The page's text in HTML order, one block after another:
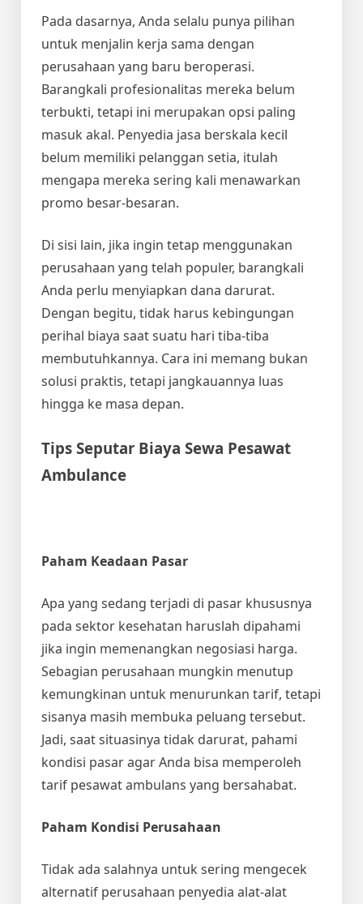
Pada dasarnya, Anda selalu punya pilihan
untuk menjalin kerja sama dengan
perusahaan yang baru beroperasi.
Barangkali profesionalitas mereka belum
terbukti, tetapi ini merupakan opsi paling
masuk akal. Penyedia jasa berskala kecil
belum memiliki pelanggan setia, itulah
mengapa mereka sering kali menawarkan
promo besar-besaran.
Di sisi lain, jika ingin tetap menggunakan
perusahaan yang telah populer, barangkali
Anda perlu menyiapkan dana darurat.
Dengan begitu, tidak harus kebingungan
perihal biaya saat suatu hari tiba-tiba
membutuhkannya. Cara ini memang bukan
solusi praktis, tetapi jangkauannya luas
hingga ke masa depan.
Tips Seputar Biaya Sewa Pesawat
Ambulance
Paham Keadaan Pasar
Apa yang sedang terjadi di pasar khususnya
pada sektor kesehatan haruslah dipahami
jika ingin memenangkan negosiasi harga.
Sebagian perusahaan mungkin menutup
kemungkinan untuk menurunkan tarif, tetapi
sisanya masih membuka peluang tersebut.
Jadi, saat situasinya tidak darurat, pahami
kondisi pasar agar Anda bisa memperoleh
tarif pesawat ambulans yang bersahabat.
Paham Kondisi Perusahaan
Tidak ada salahnya untuk sering mengecek
alternatif perusahaan penyedia alat-alat